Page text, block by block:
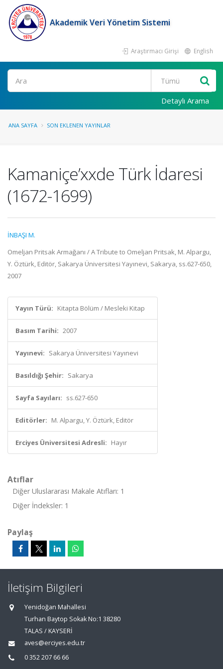
Akademik Veri Yönetim Sistemi
Araştırmacı Girişi English
Ara
Detaylı Arama
ANA SAYFA SON EKLENEN YAYINLAR
Kamaniçe’xxde Türk İdaresi
(1672-1699)
İNBAŞI M.
Omeljan Pritsak Armağanı / A Tribute to Omeljan Pritsak, M. Alpargu,
Y. Öztürk, Editör, Sakarya Üniversitesi Yayınevi, Sakarya, ss.627-650,
2007
Yayın Türü: Kitapta Bölüm / Mesleki Kitap
Basım Tarihi: 2007
Yayınevi: Sakarya Üniversitesi Yayınevi
Basıldığı Şehir: Sakarya
Sayfa Sayıları: ss.627-650
Editörler: M. Alpargu, Y. Öztürk, Editör
Erciyes Üniversitesi Adresli: Hayır
Atıflar
Diğer Uluslararası Makale Atıfları: 1
Diğer İndeksler: 1
Paylaş
İletişim Bilgileri
Yenidoğan Mahallesi
Turhan Baytop Sokak No:1 38280
TALAS / KAYSERİ
aves@erciyes.edu.tr
0 352 207 66 66